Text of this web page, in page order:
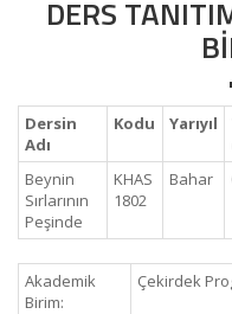
DERS
Dersin
Adı
Kodu Yarıyıl
Beynin
Sırlarının
Peşinde
KHAS
1802
Bahar
Akademik
Birim:
Çekirdek